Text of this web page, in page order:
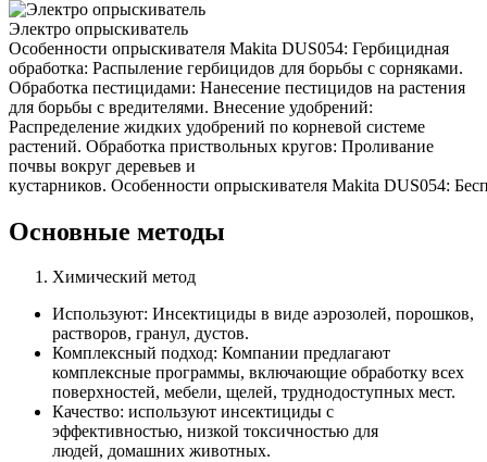
Электро опрыскиватель
Особенности опрыскивателя Makita DUS054: Гербицидная
обработка: Распыление гербицидов для борьбы с сорняками.
Обработка пестицидами: Нанесение пестицидов на растения
для борьбы с вредителями. Внесение удобрений:
Распределение жидких удобрений по корневой системе
растений. Обработка приствольных кругов: Проливание
почвы вокруг деревьев и
кустарников. Особенности опрыскивателя Makita DUS054:
Основные методы
Химический метод
Используют: Инсектициды в виде аэрозолей, порошков,
растворов, гранул, дустов.
Комплексный подход: Компании предлагают
комплексные программы, включающие обработку всех
поверхностей, мебели, щелей, труднодоступных мест.
Качество: используют инсектициды с
эффективностью, низкой токсичностью для
людей, домашних животных.